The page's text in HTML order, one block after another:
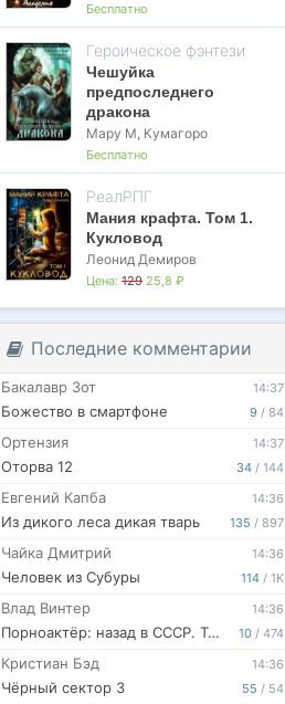
Бесплатно
Героическое фэнтези
Чешуйка
предпоследнего
дракона
Мару М, Кумагоро
Бесплатно
РеалРПГ
Мания крафта. Том 1.
Кукловод
Леонид Демиров
Цена: 129 25,8 ₽
Последние комментарии
9 / 84
14:37
Бакалавр Зот
Божество в смартфоне
34 / 144
14:37
Ортензия
Оторва 12
135 / 897
14:36
Евгений Капба
Из дикого леса дикая тварь
114 / 1K
14:36
Чайка Дмитрий
Человек из Субуры
10 / 474
14:36
Влад Винтер
Порноактёр: назад в СССР. Том 2. БОКСЁР
55 / 54
14:36
Кристиан Бэд
Чёрный сектор 3